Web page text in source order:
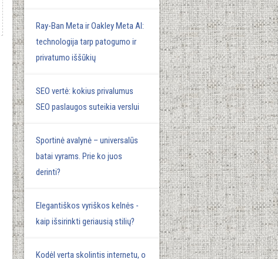
Ray-Ban Meta ir Oakley Meta AI:
technologija tarp patogumo ir
privatumo iššūkių
SEO vertė: kokius privalumus
SEO paslaugos suteikia verslui
Sportinė avalynė – universalūs
batai vyrams. Prie ko juos
derinti?
Elegantiškos vyriškos kelnės -
kaip išsirinkti geriausią stilių?
Kodėl verta skolintis internetu, o